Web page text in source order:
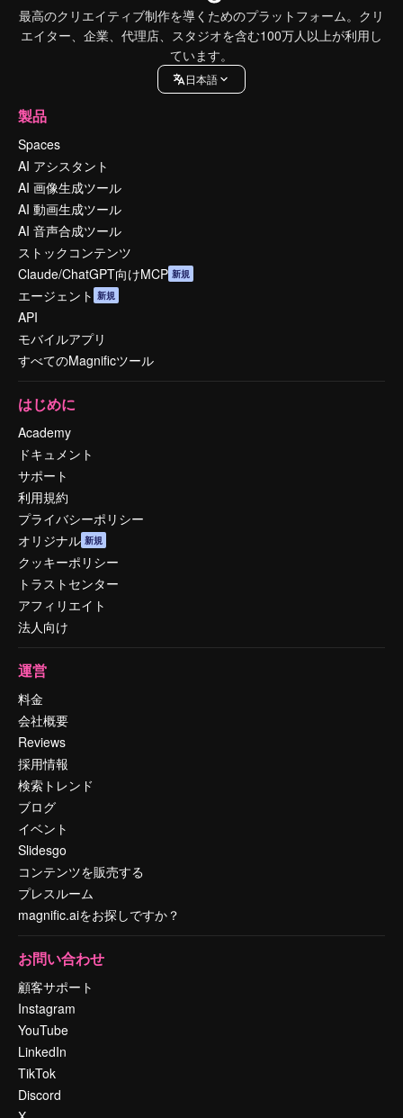
最高のクリエイティブ制作を導くためのプラットフォーム。クリ
エイター、企業、代理店、スタジオを含む100万人以上が利用し
ています。
日本語
製品
Spaces
AI アシスタント
AI 画像生成ツール
AI 動画生成ツール
AI 音声合成ツール
ストックコンテンツ
Claude/ChatGPT向けMCP 新規
エージェント 新規
API
モバイルアプリ
すべてのMagnificツール
はじめに
Academy
ドキュメント
サポート
利用規約
プライバシーポリシー
オリジナル 新規
クッキーポリシー
トラストセンター
アフィリエイト
法人向け
運営
料金
会社概要
Reviews
採用情報
検索トレンド
ブログ
イベント
Slidesgo
コンテンツを販売する
プレスルーム
magnific.aiをお探しですか？
お問い合わせ
顧客サポート
Instagram
YouTube
LinkedIn
TikTok
Discord